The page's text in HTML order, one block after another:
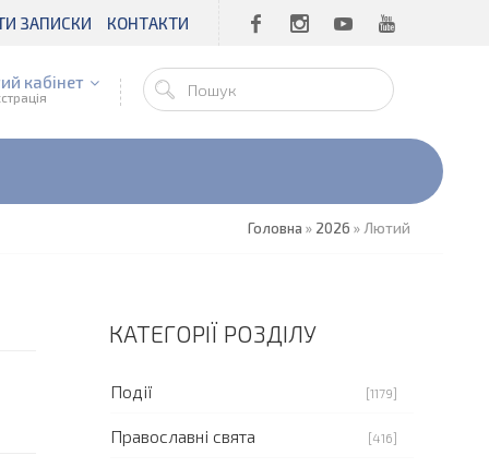
ЗАПИСКИ КОНТАКТИ
кабінет
Головна » 2026 » Лютий
КАТЕГОРІЇ РОЗДІЛУ
Події [1179]
Православні свята [416]